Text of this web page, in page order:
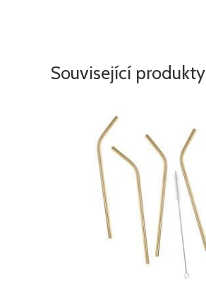
Související produkty
cena
byla:
119 Kč. 79 Kč.